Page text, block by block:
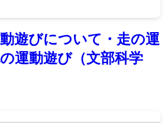
遊びについて・走の運
運動遊び（文部科学